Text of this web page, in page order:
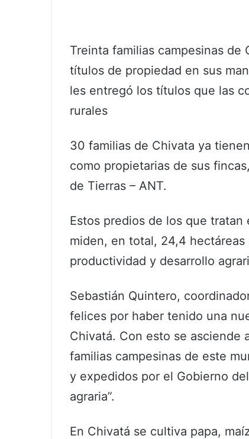
Treinta familias campesinas de
títulos de propiedad en sus
les entregó los títulos que las
rurales
30 familias de Chivata ya
como propietarias de sus
de Tierras – ANT.
Estos predios de los que
miden, en total, 24,4
productividad y desarrollo
Sebastián Quintero,
felices por haber tenido una
Chivatá. Con esto se asciende
familias campesinas de este
y expedidos por el Gobierno
agraria”.
En Chivatá se cultiva papa,